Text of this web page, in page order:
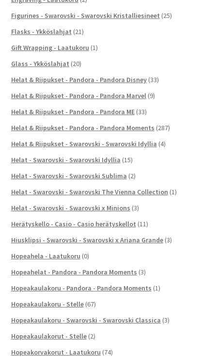
Figurines - Swarovski - Swarovski Kristalliesineet (25)
Flasks - Ykköslahjat (21)
Gift Wrapping - Laatukoru (1)
Glass - Ykköslahjat (20)
Helat & Riipukset - Pandora - Pandora Disney (33)
Helat & Riipukset - Pandora - Pandora Marvel (9)
Helat & Riipukset - Pandora - Pandora ME (33)
Helat & Riipukset - Pandora - Pandora Moments (287)
Helat & Riipukset - Swarovski - Swarovski Idyllia (4)
Helat - Swarovski - Swarovski Idyllia (15)
Helat - Swarovski - Swarovski Sublima (2)
Helat - Swarovski - Swarovski The Vienna Collection (1)
Helat - Swarovski - Swarovski x Minions (3)
Herätyskello - Casio - Casio herätyskellot (11)
Hiusklipsi - Swarovski - Swarovski x Ariana Grande (3)
Hopeahela - Laatukoru (0)
Hopeahelat - Pandora - Pandora Moments (3)
Hopeakaulakoru - Pandora - Pandora Moments (1)
Hopeakaulakoru - Stelle (67)
Hopeakaulakoru - Swarovski - Swarovski Classica (3)
Hopeakaulakorut - Stelle (2)
Hopeakorvakorut - Laatukoru (74)